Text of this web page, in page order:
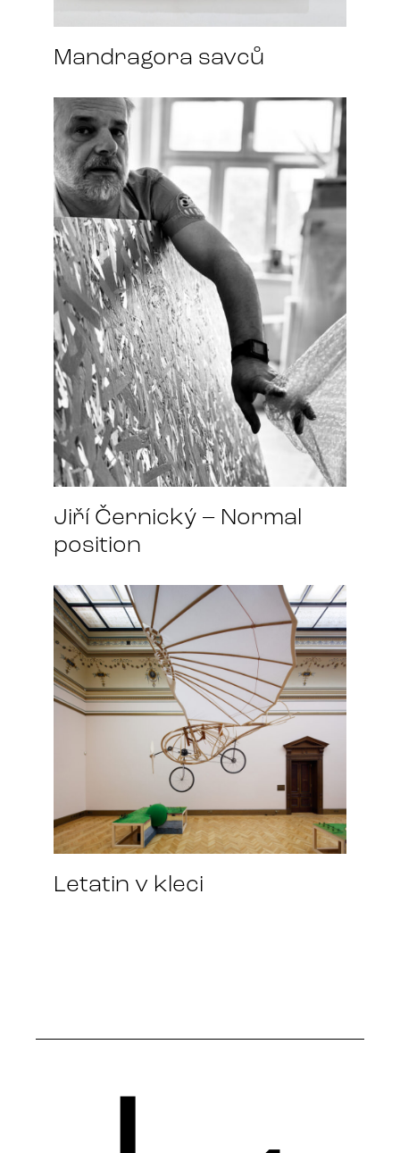
Mandragora savců
Jiří Černický – Normal
position
Letatin v kleci